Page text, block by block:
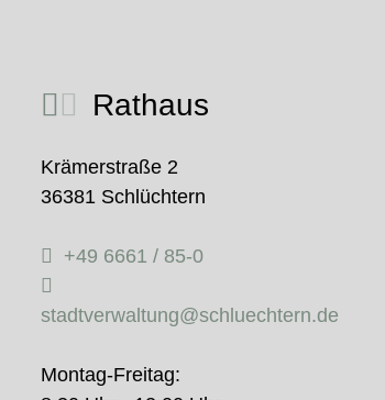
Rathaus
Krämerstraße 2
36381 Schlüchtern
+49 6661 / 85-0
stadtverwaltung@schluechtern.de
Montag-Freitag: